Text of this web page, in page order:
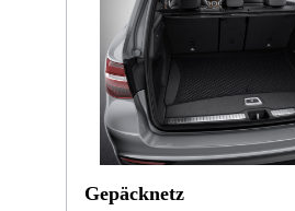
Gepäcknetz